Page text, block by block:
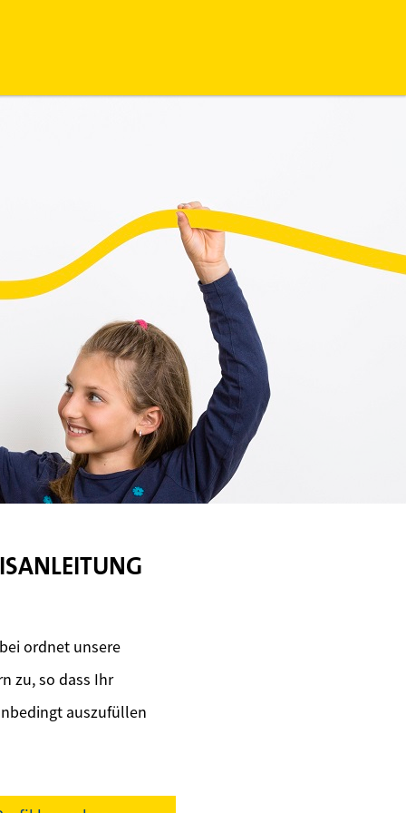
ordnet unsere
zu, so dass Ihr
auszufüllen